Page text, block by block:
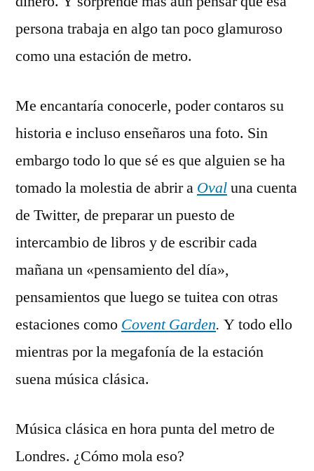
persona trabaja en algo tan poco glamuroso
como una estación de metro.
Me encantaría conocerle, poder contaros su
historia e incluso enseñaros una foto. Sin
embargo todo lo que sé es que alguien se ha
tomado la molestia de abrir a Ovaluna cuenta
de Twitter, de preparar un puesto de
intercambio de libros y de escribir cada
mañana un «pensamiento del día»,
pensamientos que luego se tuitea con otras
estaciones como Covent Garden. Y todo ello
mientras por la megafonía de la estación
suena música clásica.
Música clásica en hora punta del metro de
Londres. ¿Cómo mola eso?